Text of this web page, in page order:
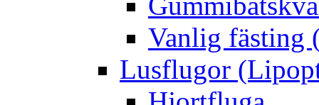
Vanlig fästing
Lusflugor